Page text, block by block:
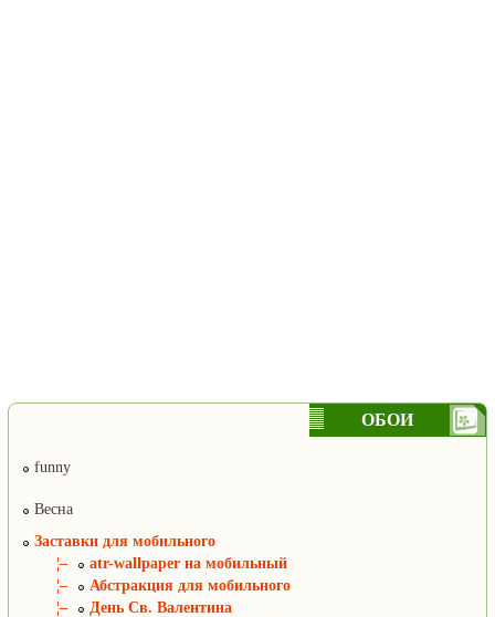
ОБОИ
funny
Весна
Заставки для мобильного
¦–
atr-wallpaper на мобильный
¦–
Абстракция для мобильного
¦–
День Св. Валентина